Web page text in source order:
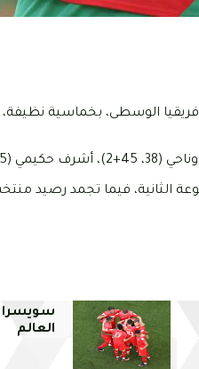
الوسطى، بخماسية
رصيده إلى 9 نقاط في صدارة المجموعة
سويسرا
العالم